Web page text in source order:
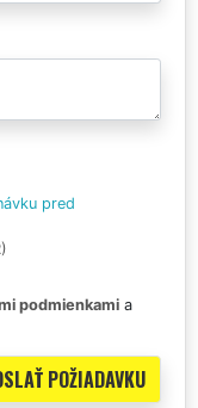
pred
podmienkami a